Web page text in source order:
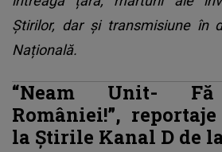
Știrilor, dar și transmisiune în
Națională.
“Neam Unit-
României!”,
la Știrile Kanal D de